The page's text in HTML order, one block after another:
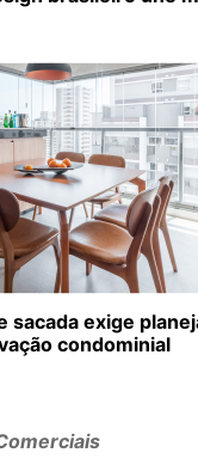
sacada exige
condominial